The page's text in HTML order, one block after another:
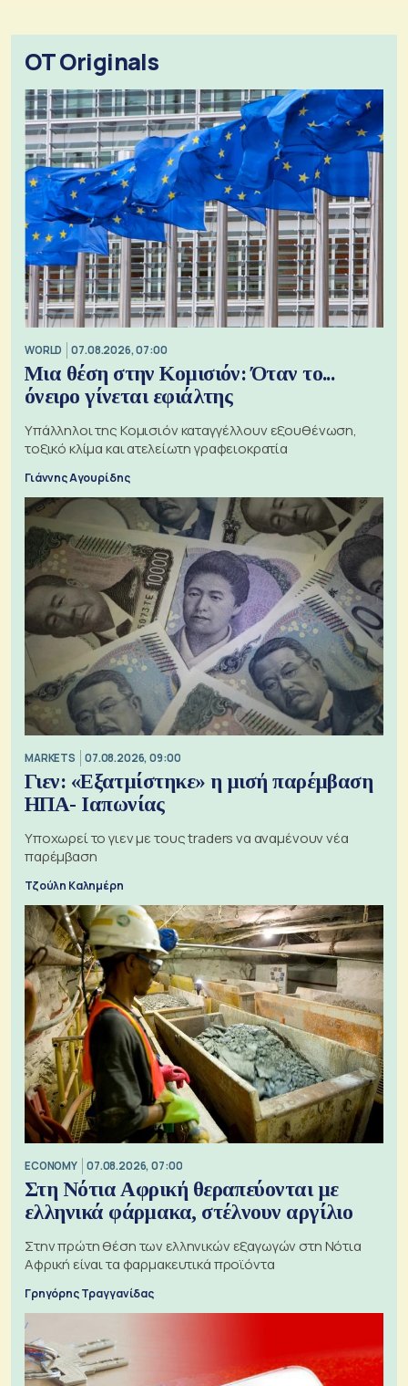
OT Originals
WORLD 07.08.2026, 07:00
Μια θέση στην Κομισιόν: Όταν το...
όνειρο γίνεται εφιάλτης
Υπάλληλοι της Κομισιόν καταγγέλλουν εξουθένωση,
τοξικό κλίμα και ατελείωτη γραφειοκρατία
Γιάννης Αγουρίδης
MARKETS 07.08.2026, 09:00
Γιεν: «Εξατμίστηκε» η μισή παρέμβαση
ΗΠΑ- Ιαπωνίας
Υποχωρεί το γιεν με τους traders να αναμένουν νέα
παρέμβαση
Τζούλη Καλημέρη
ECONOMY 07.08.2026, 07:00
Στη Νότια Αφρική θεραπεύονται με
ελληνικά φάρμακα, στέλνουν αργίλιο
Στην πρώτη θέση των ελληνικών εξαγωγών στη Νότια
Αφρική είναι τα φαρμακευτικά προϊόντα
Γρηγόρης Τραγγανίδας